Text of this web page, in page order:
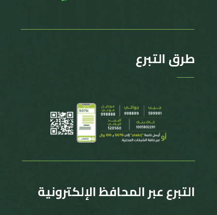
طرق التبرع
التبرع عبر المحافظ الإلكترونية